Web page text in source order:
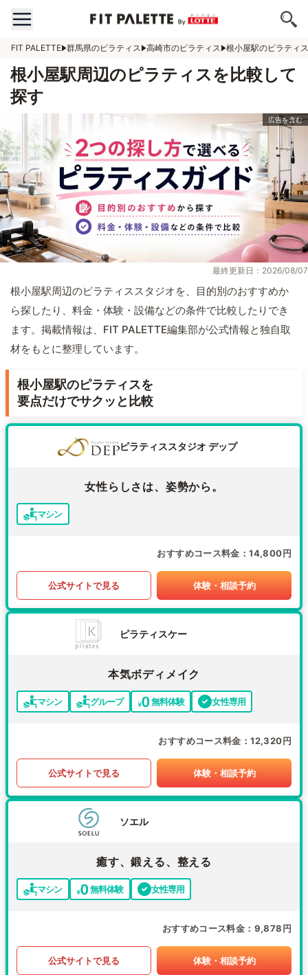
FIT PALETTE 群馬県のピラティス 高崎市のピラティス 根小屋駅のピラティス
根小屋駅周辺のピラティスを比較して
探す
最終更新日：2026/08/07
根小屋駅周辺のピラティススタジオを、目的別のおすすめか
ら探したり、料金・体験・設備などの条件で比較したりでき
ます。掲載情報は、FIT PALETTE編集部が公式情報と独自取
材をもとに整理しています。
根小屋駅のピラティスを
要点だけでサクッと比較
ピラティススタジオ デップ
女性らしさは、姿勢から。
マシン
おすすめコース料金 14,800円
公式サイトで見る 体験・相談予約
ピラティスケー
本気ボディメイク
マシン グループ 無料体験 女性専用
おすすめコース料金 12,320円
公式サイトで見る 体験・相談予約
ソエル
癒す、鍛える、整える
マシン 無料体験 女性専用
おすすめコース料金 9,878円
公式サイトで見る 体験・相談予約